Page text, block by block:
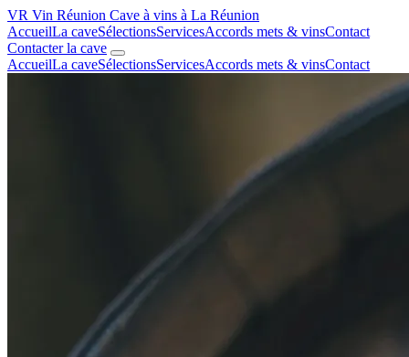
VR Vin Réunion Cave à vins à La Réunion
AccueilLa caveSélectionsServicesAccords mets & vinsContact
Contacter la cave
AccueilLa caveSélectionsServicesAccords mets & vinsContact